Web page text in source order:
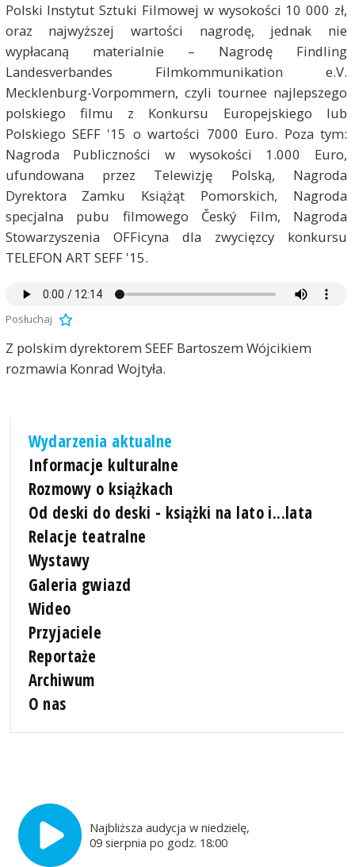
Polski Instytut Sztuki Filmowej w wysokości 10 000 zł,
oraz najwyższej wartości nagrodę, jednak nie
wypłacaną materialnie – Nagrodę Findling
Landesverbandes Filmkommunikation e.V.
Mecklenburg-Vorpommern, czyli tournee najlepszego
polskiego filmu z Konkursu Europejskiego lub
Polskiego SEFF '15 o wartości 7000 Euro. Poza tym:
Nagroda Publiczności w wysokości 1.000 Euro,
ufundowana przez Telewizję Polską, Nagroda
Dyrektora Zamku Książąt Pomorskich, Nagroda
specjalna pubu filmowego Český Film, Nagroda
Stowarzyszenia OFFicyna dla zwycięzcy konkursu
TELEFON ART SEFF '15.
Posłuchaj
Z polskim dyrektorem SEEF Bartoszem Wójcikiem
rozmawia Konrad Wojtyła.
Wydarzenia aktualne
Informacje kulturalne
Rozmowy o książkach
Od deski do deski - książki na lato i...lata
Relacje teatralne
Wystawy
Galeria gwiazd
Wideo
Przyjaciele
Reportaże
Archiwum
O nas
Najbliższa audycja w niedzielę,
09 sierpnia po godz. 18:00